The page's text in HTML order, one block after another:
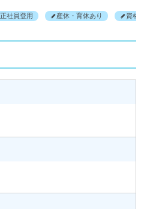
正社員登用 産休・育休あり 資格支